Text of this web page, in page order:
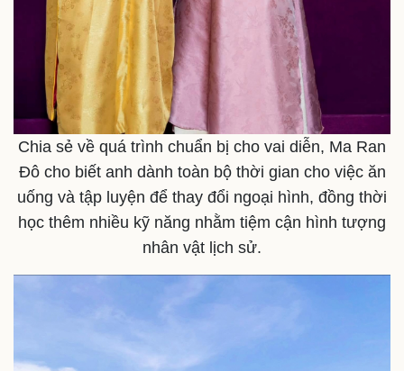
Chia sẻ về quá trình chuẩn bị cho vai diễn, Ma Ran
Đô cho biết anh dành toàn bộ thời gian cho việc ăn
uống và tập luyện để thay đổi ngoại hình, đồng thời
học thêm nhiều kỹ năng nhằm tiệm cận hình tượng
nhân vật lịch sử.